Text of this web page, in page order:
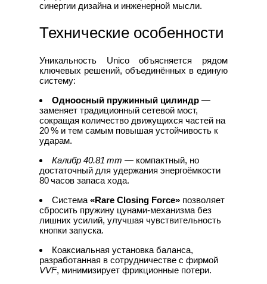
синергии дизайна и инженерной мысли.
Технические особенности
Уникальность Unico объясняется рядом
ключевых решений, объединённых в единую
систему:
Одноосный пружинный цилиндр—
заменяет традиционный сетевой мост,
сокращая количество движущихся частей на
20 % и тем самым повышая устойчивость к
ударам.
Калибр 40.81 mm — компактный, но
достаточный для удержания энергоёмкости
80 часов запаса хода.
Система «Rare Closing Force»позволяет
сбросить пружину цунами‑механизма без
лишних усилий, улучшая чувствительность
кнопки запуска.
Коаксиальная установка баланса,
разработанная в сотрудничестве с фирмой
VVF, минимизирует фрикционные потери.